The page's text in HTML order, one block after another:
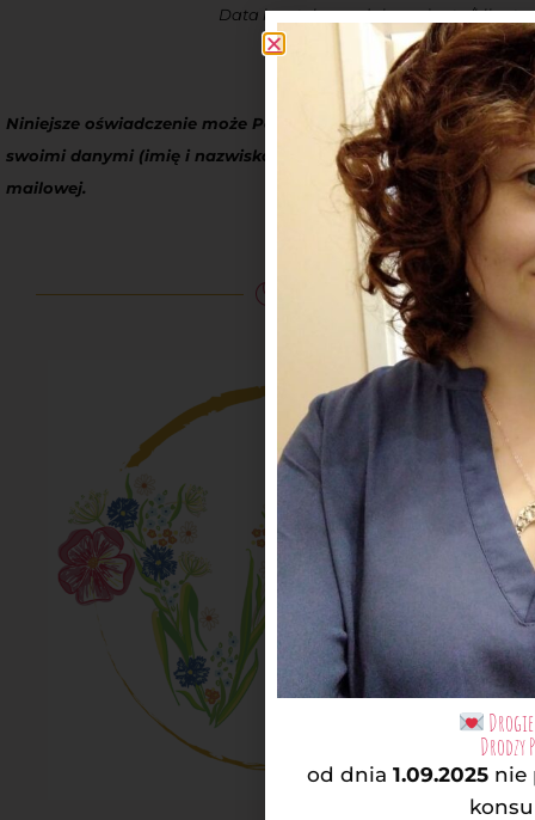
Data i czytelny podpis pacjenta/klienta
Niniejsze oświadczenie może Pan/Pani skopiować, uzupełnić
swoimi danymi (imię i nazwisko) i odesłać w wiadomości
mailowej.
Drodzy
od dnia 1.09.2025 nie